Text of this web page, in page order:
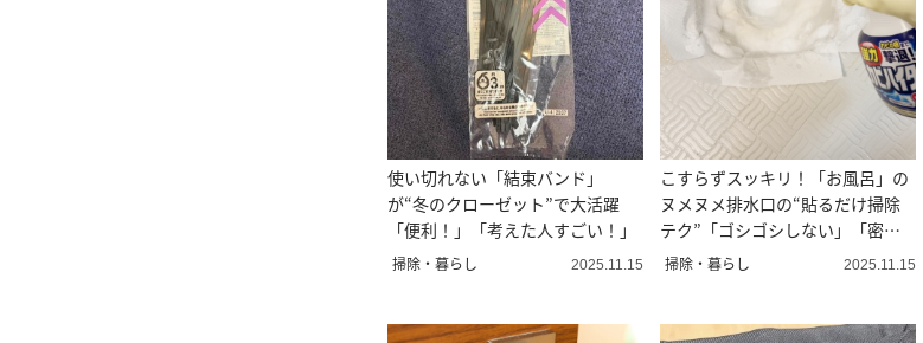
使い切れない「結束バンド」
が“冬のクローゼット”で大活躍
「便利！」「考えた人すごい！」
掃除・暮らし 2025.11.15
こすらずスッキリ！「お風呂」の
ヌメヌメ排水口の“貼るだけ掃除
テク”「ゴシゴシしない」「密着
する」
掃除・暮らし 2025.11.15